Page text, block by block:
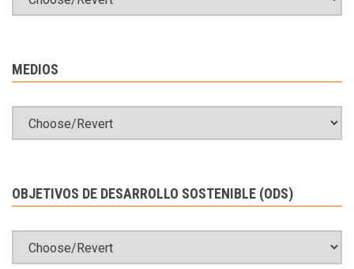
MEDIOS
OBJETIVOS DE DESARROLLO SOSTENIBLE (ODS)